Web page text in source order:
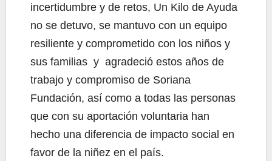
incertidumbre y de retos, Un Kilo de Ayuda
no se detuvo, se mantuvo con un equipo
resiliente y comprometido con los niños y
sus familias y agradeció estos años de
trabajo y compromiso de Soriana
Fundación, así como a todas las personas
que con su aportación voluntaria han
hecho una diferencia de impacto social en
favor de la niñez en el país.